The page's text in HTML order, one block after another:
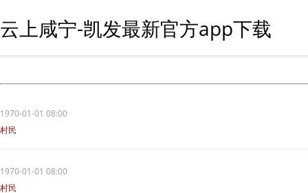
云上咸宁-凯发最新官方app下载
1970-01-01 08:00
村民
1970-01-01 08:00
村民